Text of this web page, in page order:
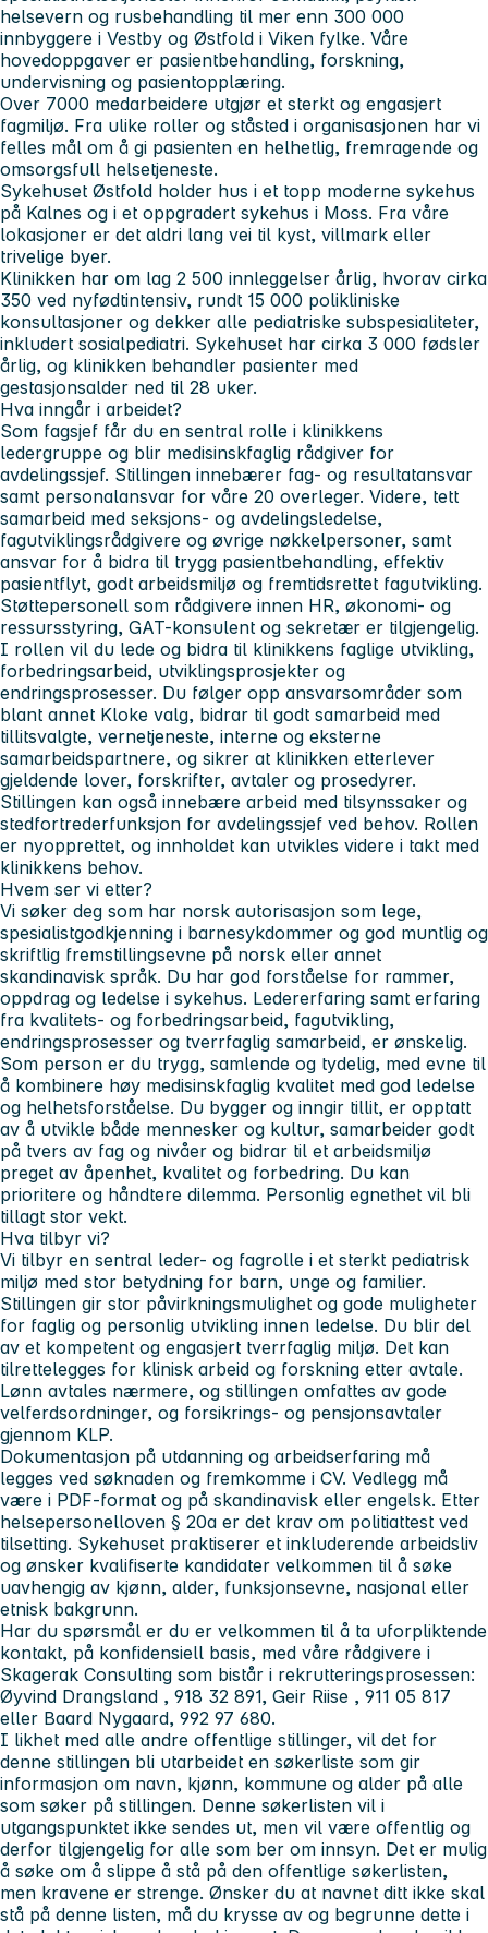
helsevern og rusbehandling til mer enn 300 000
innbyggere i Vestby og Østfold i Viken fylke. Våre
hovedoppgaver er pasientbehandling, forskning,
undervisning og pasientopplæring.
Over 7000 medarbeidere utgjør et sterkt og engasjert
fagmiljø. Fra ulike roller og ståsted i organisasjonen har vi
felles mål om å gi pasienten en helhetlig, fremragende og
omsorgsfull helsetjeneste.
Sykehuset Østfold holder hus i et topp moderne sykehus
på Kalnes og i et oppgradert sykehus i Moss. Fra våre
lokasjoner er det aldri lang vei til kyst, villmark eller
trivelige byer.
Klinikken har om lag 2 500 innleggelser årlig, hvorav cirka
350 ved nyfødtintensiv, rundt 15 000 polikliniske
konsultasjoner og dekker alle pediatriske subspesialiteter,
inkludert sosialpediatri. Sykehuset har cirka 3 000 fødsler
årlig, og klinikken behandler pasienter med
gestasjonsalder ned til 28 uker.
Hva inngår i arbeidet?
Som fagsjef får du en sentral rolle i klinikkens
ledergruppe og blir medisinskfaglig rådgiver for
avdelingssjef. Stillingen innebærer fag- og resultatansvar
samt personalansvar for våre 20 overleger. Videre, tett
samarbeid med seksjons- og avdelingsledelse,
fagutviklingsrådgivere og øvrige nøkkelpersoner, samt
ansvar for å bidra til trygg pasientbehandling, effektiv
pasientflyt, godt arbeidsmiljø og fremtidsrettet fagutvikling.
Støttepersonell som rådgivere innen HR, økonomi- og
ressursstyring, GAT-konsulent og sekretær er tilgjengelig.
I rollen vil du lede og bidra til klinikkens faglige utvikling,
forbedringsarbeid, utviklingsprosjekter og
endringsprosesser. Du følger opp ansvarsområder som
blant annet Kloke valg, bidrar til godt samarbeid med
tillitsvalgte, vernetjeneste, interne og eksterne
samarbeidspartnere, og sikrer at klinikken etterlever
gjeldende lover, forskrifter, avtaler og prosedyrer.
Stillingen kan også innebære arbeid med tilsynssaker og
stedfortrederfunksjon for avdelingssjef ved behov. Rollen
er nyopprettet, og innholdet kan utvikles videre i takt med
klinikkens behov.
Hvem ser vi etter?
Vi søker deg som har norsk autorisasjon som lege,
spesialistgodkjenning i barnesykdommer og god muntlig og
skriftlig fremstillingsevne på norsk eller annet
skandinavisk språk. Du har god forståelse for rammer,
oppdrag og ledelse i sykehus. Ledererfaring samt erfaring
fra kvalitets- og forbedringsarbeid, fagutvikling,
endringsprosesser og tverrfaglig samarbeid, er ønskelig.
Som person er du trygg, samlende og tydelig, med evne til
å kombinere høy medisinskfaglig kvalitet med god ledelse
og helhetsforståelse. Du bygger og inngir tillit, er opptatt
av å utvikle både mennesker og kultur, samarbeider godt
på tvers av fag og nivåer og bidrar til et arbeidsmiljø
preget av åpenhet, kvalitet og forbedring. Du kan
prioritere og håndtere dilemma. Personlig egnethet vil bli
tillagt stor vekt.
Hva tilbyr vi?
Vi tilbyr en sentral leder- og fagrolle i et sterkt pediatrisk
miljø med stor betydning for barn, unge og familier.
Stillingen gir stor påvirkningsmulighet og gode muligheter
for faglig og personlig utvikling innen ledelse. Du blir del
av et kompetent og engasjert tverrfaglig miljø. Det kan
tilrettelegges for klinisk arbeid og forskning etter avtale.
Lønn avtales nærmere, og stillingen omfattes av gode
velferdsordninger, og forsikrings- og pensjonsavtaler
gjennom KLP.
Dokumentasjon på utdanning og arbeidserfaring må
legges ved søknaden og fremkomme i CV. Vedlegg må
være i PDF-format og på skandinavisk eller engelsk. Etter
helsepersonelloven § 20a er det krav om politiattest ved
tilsetting. Sykehuset praktiserer et inkluderende arbeidsliv
og ønsker kvalifiserte kandidater velkommen til å søke
uavhengig av kjønn, alder, funksjonsevne, nasjonal eller
etnisk bakgrunn.
Har du spørsmål er du er velkommen til å ta uforpliktende
kontakt, på konfidensiell basis, med våre rådgivere i
Skagerak Consulting som bistår i rekrutteringsprosessen:
Øyvind Drangsland , 918 32 891, Geir Riise , 911 05 817
eller Baard Nygaard, 992 97 680.
I likhet med alle andre offentlige stillinger, vil det for
denne stillingen bli utarbeidet en søkerliste som gir
informasjon om navn, kjønn, kommune og alder på alle
som søker på stillingen. Denne søkerlisten vil i
utgangspunktet ikke sendes ut, men vil være offentlig og
derfor tilgjengelig for alle som ber om innsyn. Det er mulig
å søke om å slippe å stå på den offentlige søkerlisten,
men kravene er strenge. Ønsker du at navnet ditt ikke skal
stå på denne listen, må du krysse av og begrunne dette i